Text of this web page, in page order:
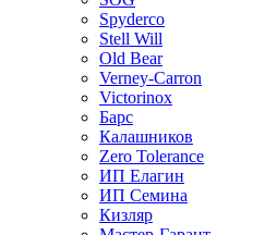
Spyderco
Stell Will
Old Bear
Verney-Carron
Victorinox
Барс
Калашников
Zero Tolerance
ИП Елагин
ИП Семина
Кизляр